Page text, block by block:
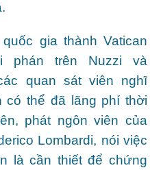
gia thành Vatican
phán trên Nuzzi và
quan sát viên nghĩ
có thể đã lãng phí thời
phát ngôn viên của
Lombardi, nói việc
là cần thiết để chứng